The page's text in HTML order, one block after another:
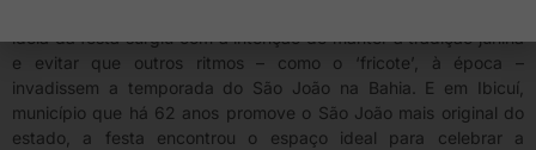
ideia da festa surgiu com a intenção de manter a tradição junina
e evitar que outros ritmos – como o ‘fricote’, à época –
invadissem a temporada do São João na Bahia. E em Ibicuí,
município que há 62 anos promove o São João mais original do
estado, a festa encontrou o espaço ideal para celebrar a